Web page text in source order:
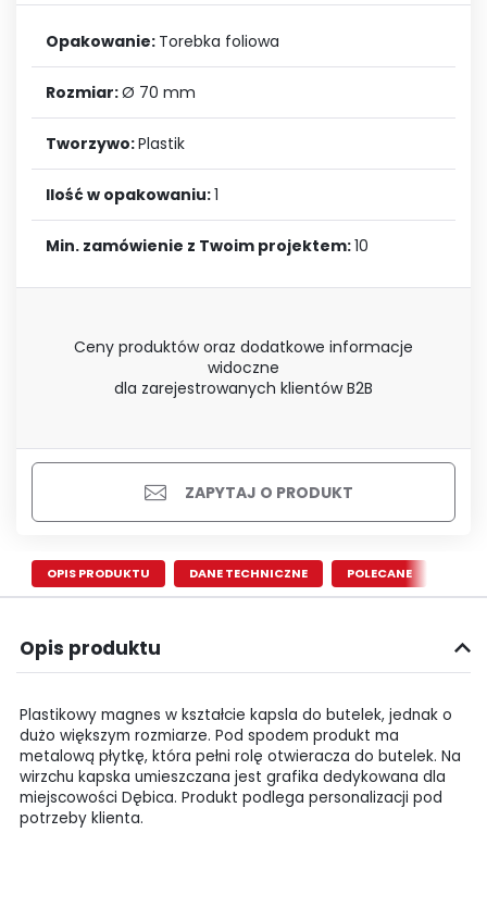
Opakowanie: Torebka foliowa
Rozmiar:Ø 70 mm
Tworzywo:Plastik
Ilość w opakowaniu:1
Min. zamówienie z Twoim projektem:10
Ceny produktów oraz dodatkowe informacje
widoczne
dla zarejestrowanych klientów B2B
ZAPYTAJ O PRODUKT
OPIS PRODUKTU DANE TECHNICZNE POLECANE
Opis produktu
Plastikowy magnes w kształcie kapsla do butelek, jednak o
dużo większym rozmiarze. Pod spodem produkt ma
metalową płytkę, która pełni rolę otwieracza do butelek. Na
wirzchu kapska umieszczana jest grafika dedykowana dla
miejscowości Dębica. Produkt podlega personalizacji pod
potrzeby klienta.